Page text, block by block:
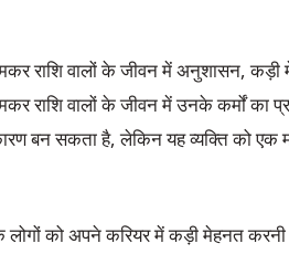
राशि वालों के जीवन में अनुशासन,
राशि वालों के जीवन में उनके कर्मों
बन सकता है, लेकिन यह व्यक्ति को एक
लोगों को अपने करियर में कड़ी मेहनत